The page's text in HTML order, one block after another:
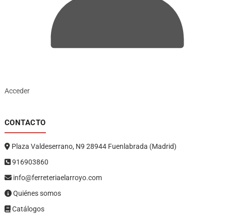
Acceder
CONTACTO
Plaza Valdeserrano, N9 28944 Fuenlabrada (Madrid)
916903860
info@ferreteriaelarroyo.com
Quiénes somos
Catálogos